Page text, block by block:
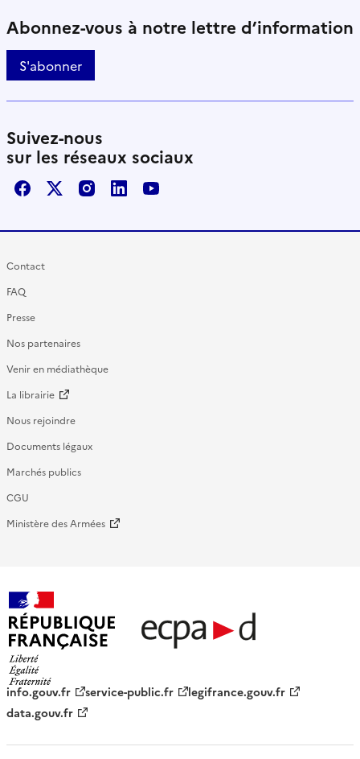
Abonnez-vous à notre lettre d’information
S'abonner
Suivez-nous
sur les réseaux sociaux
FacebookX / TwitterInstagram
LinkedInYoutube
Contact
FAQ
Presse
Nos partenaires
Venir en médiathèque
La librairie
Nous rejoindre
Documents légaux
Marchés publics
CGU
Ministère des Armées
française - ECPAD
info.gouv.fr service-public.fr
legifrance.gouv.fr
data.gouv.fr